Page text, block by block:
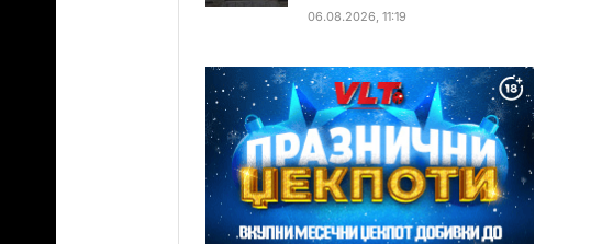
06.08.2026, 11:19